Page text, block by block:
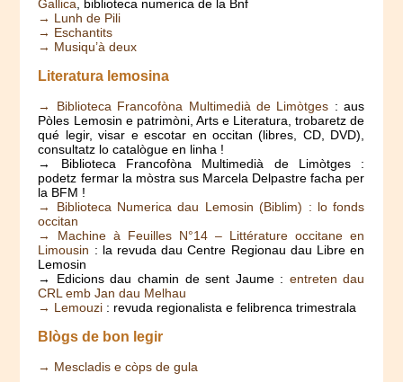
Gallica, biblioteca numerica de la Bnf
→ Lunh de Pili
→ Eschantits
→ Musiqu’à deux
Literatura lemosina
→ Biblioteca Francofòna Multimedià de Limòtges : aus
Pòles Lemosin e patrimòni, Arts e Literatura, trobaretz de
qué legir, visar e escotar en occitan (libres, CD, DVD),
consultatz lo catalògue en linha !
→ Biblioteca Francofòna Multimedià de Limòtges :
podetz fermar la mòstra sus Marcela Delpastre facha per
la BFM !
→ Biblioteca Numerica dau Lemosin (Biblim) : lo fonds
occitan
→ Machine à Feuilles N°14 – Littérature occitane en
Limousin : la revuda dau Centre Regionau dau Libre en
Lemosin
→ Edicions dau chamin de sent Jaume : entreten dau
CRL emb Jan dau Melhau
→ Lemouzi : revuda regionalista e felibrenca trimestrala
Blògs de bon legir
→ Mescladis e còps de gula